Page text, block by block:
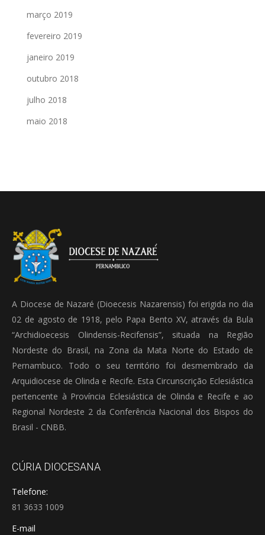
março 2019
fevereiro 2019
janeiro 2019
outubro 2018
julho 2018
maio 2018
A Diocese de Nazaré (Dioecesis Nazarensis) foi erigida no dia
02 de agosto de 1918, pelo Papa Bento XV, através da Bula
“Archidioecesis Olindensis-Recifensis”, situada na Região
Nordeste do Brasil, na Zona da Mata Norte do Estado de
Pernambuco. Todo o seu território foi desmembrado da
Arquidiocese de Olinda e Recife. Esta Circunscrição Eclesiástica
pertencente à Província Eclesiástica de Olinda e Recife e ao
Regional Nordeste 2 da Conferência Nacional dos Bispos do
Brasil - CNBB.
CÚRIA DIOCESANA
Telefone:
81 3633 1009
E-mail